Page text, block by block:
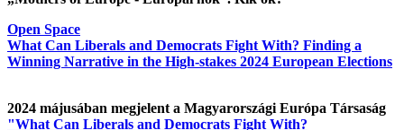
Open Space
What Can Liberals and Democrats Fight With? Finding a
Winning Narrative in the High-stakes 2024 European Elections
2024 májusában megjelent a Magyarországi Európa Társaság
"What Can Liberals and Democrats Fight With?